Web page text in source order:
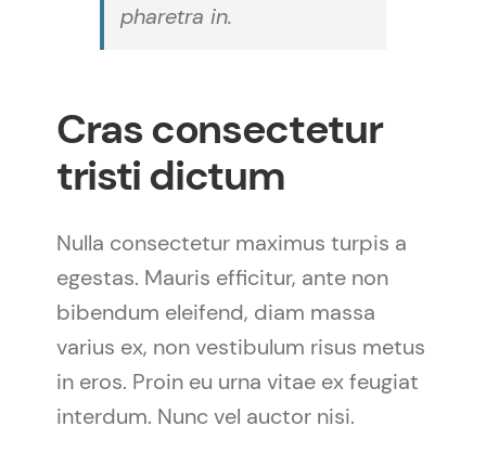
pharetra in.
Cras consectetur
tristi dictum
Nulla consectetur maximus turpis a
egestas. Mauris efficitur, ante non
bibendum eleifend, diam massa
varius ex, non vestibulum risus metus
in eros. Proin eu urna vitae ex feugiat
interdum. Nunc vel auctor nisi.